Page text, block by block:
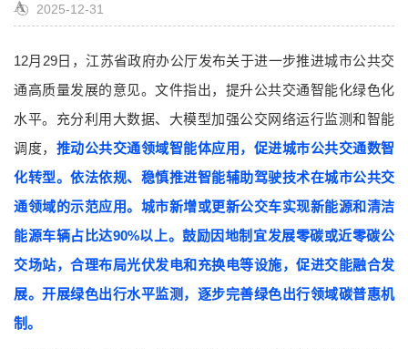
2025-12-31
12月29日，江苏省政府办公厅发布关于进一步推进城市公共交
通高质量发展的意见。文件指出， 提升公共交通智能化绿色化
水平。 充分利用大数据、大模型加强公交网络运行监测和智能
调度， 推动公共交通领域智能体应用，促进城市公共交通数智
化转型。依法依规、稳慎推进智能辅助驾驶技术在城市公共交
通领域的示范应用。城市新增或更新公交车实现新能源和清洁
能源车辆占比达90%以上。鼓励因地制宜发展零碳或近零碳公
交场站，合理布局光伏发电和充换电等设施，促进交能融合发
展。开展绿色出行水平监测，逐步完善绿色出行领域碳普惠机
制。